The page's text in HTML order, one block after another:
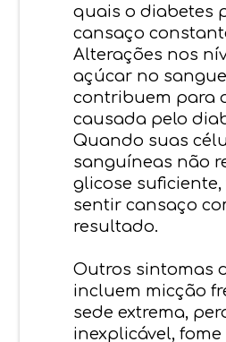
quais o diabetes
cansaço
Alterações nos
açúcar no sangue
contribuem para
causada pelo
Quando suas
sanguíneas não
glicose suficiente,
sentir cansaço
resultado.
Outros sintomas
incluem micção
sede extrema,
inexplicável, fome